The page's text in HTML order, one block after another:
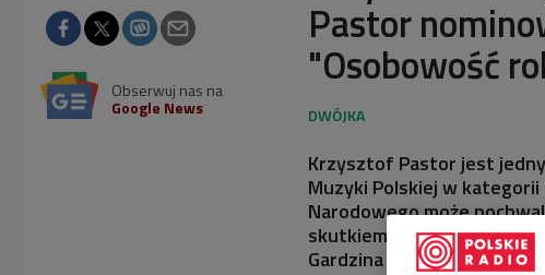
Pastor
"Osobowość
Obserwuj nas na
Google News
Krzysztof Pastor jest
Muzyki Polskiej w
Narodowego może
skutkiem jest rozwój tej
Gardzina - dziennikarka i